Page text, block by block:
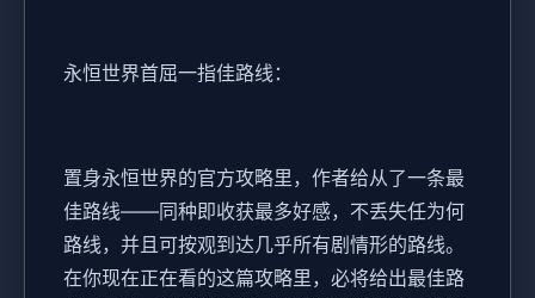
永恒世界首屈一指佳路线：
置身永恒世界的官方攻略里，作者给从了一条最
佳路线——同种即收获最多好感，不丢失任为何
路线，并且可按观到达几乎所有剧情形的路线。
在你现在正在看的这篇攻略里，必将给出最佳路